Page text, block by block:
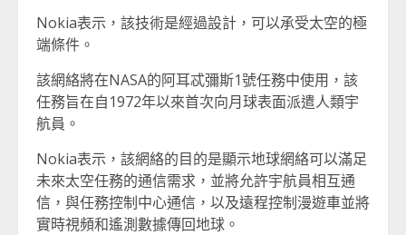
Nokia表示，該技術是經過設計，可以承受太空的極
端條件。
該網絡將在NASA的阿耳忒彌斯1號任務中使用，該
任務旨在自1972年以來首次向月球表面派遣人類宇
航員。
Nokia表示，該網絡的目的是顯示地球網絡可以滿足
未來太空任務的通信需求，並將允許宇航員相互通
信，與任務控制中心通信，以及遠程控制漫遊車並將
實時視頻和遙測數據傳回地球。